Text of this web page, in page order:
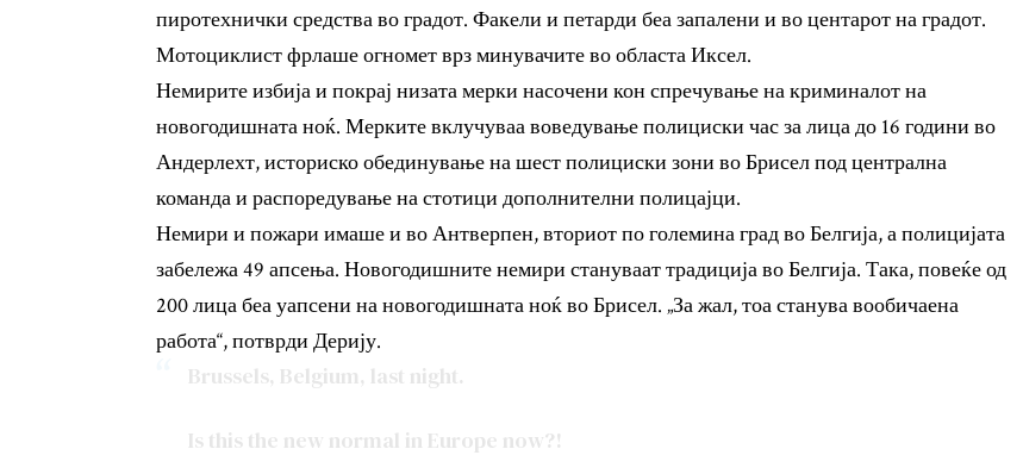
пиротехнички средства во градот. Факели и петарди беа запалени и во центарот на градот.
Мотоциклист фрлаше огномет врз минувачите во областа Иксел.
Немирите избија и покрај низата мерки насочени кон спречување на криминалот на
новогодишната ноќ. Мерките вклучуваа воведување полициски час за лица до 16 години во
Андерлехт, историско обединување на шест полициски зони во Брисел под централна
команда и распоредување на стотици дополнителни полицајци.
Немири и пожари имаше и во Антверпен, вториот по големина град во Белгија, а полицијата
забележа 49 апсења. Новогодишните немири стануваат традиција во Белгија. Така, повеќе од
200 лица беа уапсени на новогодишната ноќ во Брисел. „За жал, тоа станува вообичаена
работа“, потврди Дерију.
Brussels, Belgium, last night.
Is this the new normal in Europe now?!